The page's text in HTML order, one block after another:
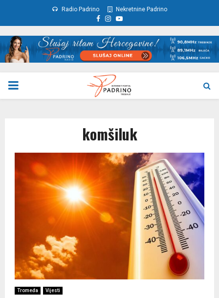
Radio Padrino Nekretnine Padrino
Facebook
Instagram
Youtube
PRIMARY
komšiluk
Tromeđa Vijesti